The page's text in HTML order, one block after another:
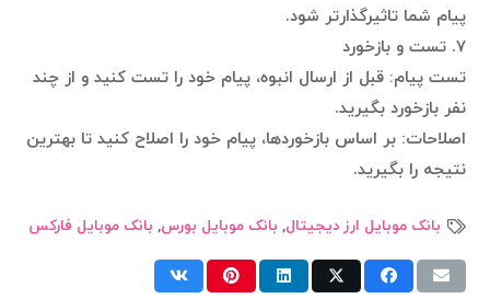
پیام شما تاثیرگذارتر شود.
۷. تست و بازخورد
تست پیام: قبل از ارسال انبوه، پیام خود را تست کنید و از چند
نفر بازخورد بگیرید.
اصلاحات: بر اساس بازخوردها، پیام خود را اصلاح کنید تا بهترین
نتیجه را بگیرید.
بانک موبایل ارز دیجیتال, بانک موبایل بورس, بانک موبایل فارکس